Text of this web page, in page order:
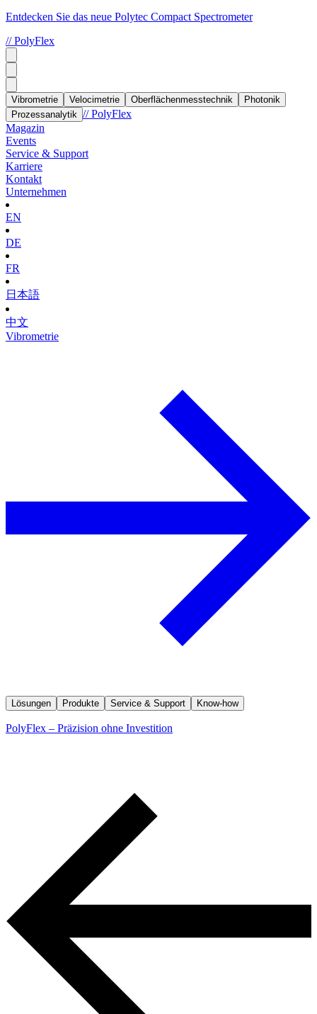
Entdecken Sie das neue Polytec Compact Spectrometer
// PolyFlex
Vibrometrie Velocimetrie Oberflächenmesstechnik
Photonik
Prozessanalytik // PolyFlex
Magazin
Events
Service & Support
Karriere
Kontakt
Unternehmen
EN
DE
FR
日本語
中文
Vibrometrie
Lösungen Produkte Service & Support Know-how
PolyFlex – Präzision ohne Investition